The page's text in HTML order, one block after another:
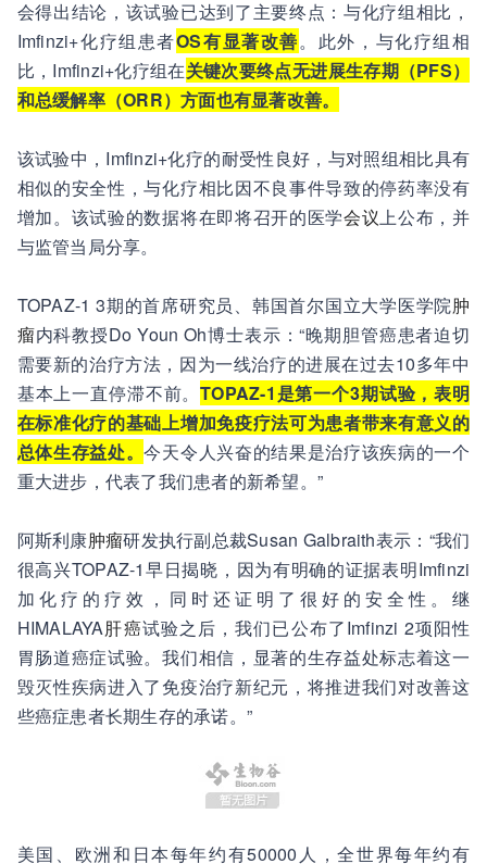
会得出结论，该试验已达到了主要终点：与化疗组相比，
Imfinzi+化疗组患者OS有显著改善。此外，与化疗组相
比，Imfinzi+化疗组在关键次要终点无进展生存期（PFS）
和总缓解率（ORR）方面也有显著改善。
该试验中，Imfinzi+化疗的耐受性良好，与对照组相比具有
相似的安全性，与化疗相比因不良事件导致的停药率没有
增加。该试验的数据将在即将召开的医学会议上公布，并
与监管当局分享。
TOPAZ-1 3期的首席研究员、韩国首尔国立大学医学院肿
瘤内科教授Do Youn Oh博士表示：“晚期胆管癌患者迫切
需要新的治疗方法，因为一线治疗的进展在过去10多年中
基本上一直停滞不前。TOPAZ-1是第一个3期试验，表明
在标准化疗的基础上增加免疫疗法可为患者带来有意义的
总体生存益处。今天令人兴奋的结果是治疗该疾病的一个
重大进步，代表了我们患者的新希望。”
阿斯利康肿瘤研发执行副总裁Susan Galbraith表示：“我们
很高兴TOPAZ-1早日揭晓，因为有明确的证据表明Imfinzi
加化疗的疗效，同时还证明了很好的安全性。继
HIMALAYA肝癌试验之后，我们已公布了Imfinzi 2项阳性
胃肠道癌症试验。我们相信，显著的生存益处标志着这一
毁灭性疾病进入了免疫治疗新纪元，将推进我们对改善这
些癌症患者长期生存的承诺。”
美国、欧洲和日本每年约有50000人，全世界每年约有